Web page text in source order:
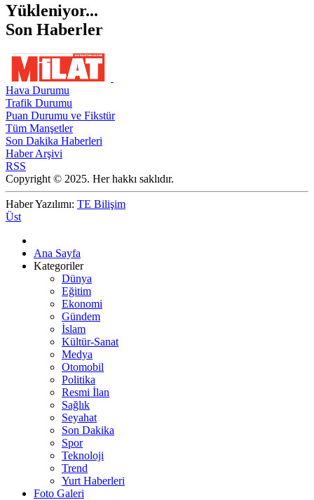
Yükleniyor...
Son Haberler
Hava Durumu
Trafik Durumu
Puan Durumu ve Fikstür
Tüm Manşetler
Son Dakika Haberleri
Haber Arşivi
RSS
Copyright © 2025. Her hakkı saklıdır.
Haber Yazılımı: TE Bilişim
Üst
Ana Sayfa
Kategoriler
Dünya
Eğitim
Ekonomi
Gündem
İslam
Kültür-Sanat
Medya
Otomobil
Politika
Resmi İlan
Sağlık
Seyahat
Son Dakika
Spor
Teknoloji
Trend
Yurt Haberleri
Foto Galeri